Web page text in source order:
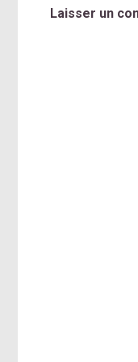
Laisser un